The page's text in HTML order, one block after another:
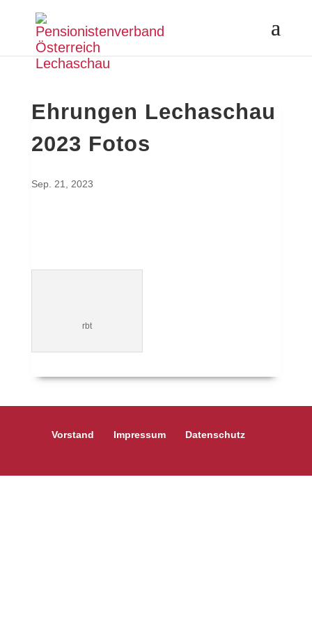
Ehrungen Lechaschau
2023 Fotos
Sep. 21, 2023
rbt
Vorstand Impressum Datenschutz